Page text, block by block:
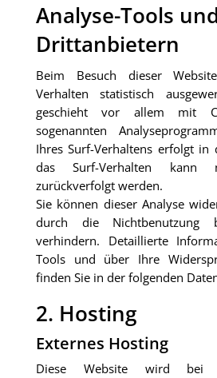
Analyse-Tools
Drittanbietern
Beim Besuch dieser
Verhalten statistisch
geschieht vor allem mit
sogenannten
Ihres Surf-Verhaltens erfolgt in
das Surf-Verhalten
zurückverfolgt werden.
Sie können dieser Analyse
durch die Nichtbenutzung
verhindern. Detaillierte
Tools und über Ihre
finden Sie in der folgenden
2. Hosting
Externes Hosting
Diese Website wird bei